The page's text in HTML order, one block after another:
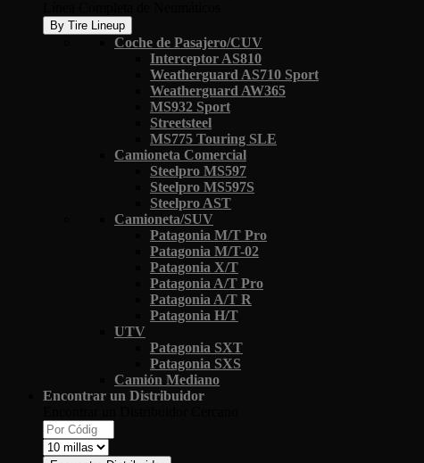
By Tire Lineup
Coche de Pasajero/CUV
Interceptor AS810
Weatherguard AS710 Sport
Weatherguard AW365
MS932 Sport
Streetsteel
MS775 Touring SLE
Camioneta Comercial
Steelpro MS597
Steelpro MS597S
Steelpro AST
Camioneta/SUV
Patagonia M/T Pro
Patagonia M/T-02
Patagonia X/T
Patagonia A/T Pro
Patagonia A/T R
Patagonia H/T
UTV
Patagonia SXT
Patagonia SXS
Camión Mediano
Encontrar un Distribuidor